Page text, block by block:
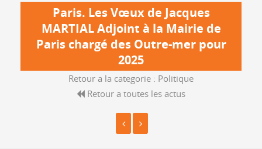
Paris. Les Vœux de Jacques
MARTIAL Adjoint à la Mairie de
Paris chargé des Outre-mer pour
2025
Retour a la categorie : Politique
Retour a toutes les actus